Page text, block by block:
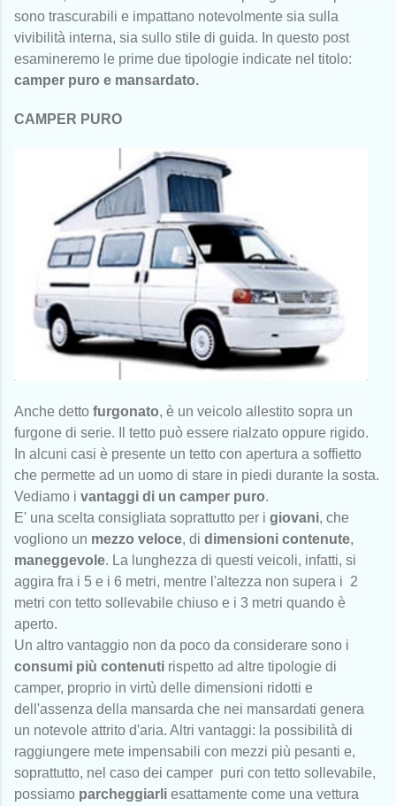
sono trascurabili e impattano notevolmente sia sulla
vivibilità interna, sia sullo stile di guida. In questo post
esamineremo le prime due tipologie indicate nel titolo:
camper puro e mansardato.
CAMPER PURO
Anche detto furgonato, è un veicolo allestito sopra un
furgone di serie. Il tetto può essere rialzato oppure rigido.
In alcuni casi è presente un tetto con apertura a soffietto
che permette ad un uomo di stare in piedi durante la sosta.
Vediamo i vantaggi di un camper puro.
E' una scelta consigliata soprattutto per i giovani, che
vogliono un mezzo veloce, di dimensioni contenute,
maneggevole. La lunghezza di questi veicoli, infatti, si
aggira fra i 5 e i 6 metri, mentre l'altezza non supera i 2
metri con tetto sollevabile chiuso e i 3 metri quando è
aperto.
Un altro vantaggio non da poco da considerare sono i
consumi più contenuti rispetto ad altre tipologie di
camper, proprio in virtù delle dimensioni ridotti e
dell'assenza della mansarda che nei mansardati genera
un notevole attrito d'aria. Altri vantaggi: la possibilità di
raggiungere mete impensabili con mezzi più pesanti e,
soprattutto, nel caso dei camper puri con tetto sollevabile,
possiamo parcheggiarli esattamente come una vettura